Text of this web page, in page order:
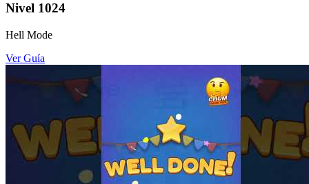
Nivel 1024
Hell Mode
Ver Guía